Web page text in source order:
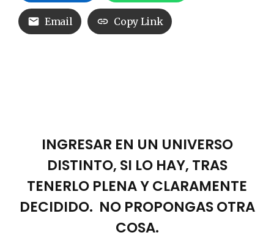
Email Copy Link
INGRESAR EN UN UNIVERSO
DISTINTO, SI LO HAY, TRAS
TENERLO PLENA Y CLARAMENTE
DECIDIDO. NO PROPONGAS OTRA
COSA.